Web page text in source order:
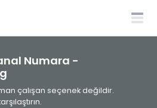
Numara -
çalışan seçenek değildir.